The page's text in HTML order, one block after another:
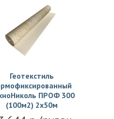
Геотекстиль
ПРОФ 300
(100м2) 2х50м